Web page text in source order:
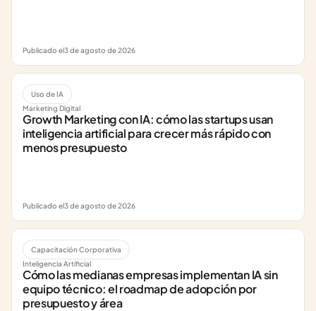
Publicado el3 de agosto de 2026
Uso de IA
Marketing Digital
Growth Marketing con IA: cómo las startups usan
inteligencia artificial para crecer más rápido con
menos presupuesto
Publicado el3 de agosto de 2026
Capacitación Corporativa
Inteligencia Artificial
Cómo las medianas empresas implementan IA sin
equipo técnico: el roadmap de adopción por
presupuesto y área